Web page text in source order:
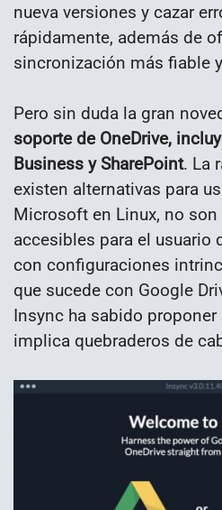
nueva versiones y cazar
rápidamente, además de
sincronización más fiable
Pero sin duda la gran
soporte de OneDrive,
Business y SharePoint. La
existen alternativas para
Microsoft en Linux, no
accesibles para el usuario
con configuraciones
que sucede con Google
Insync ha sabido
implica quebraderos de